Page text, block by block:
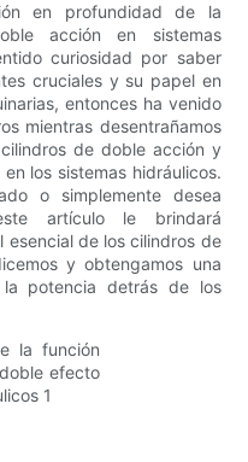
en profundidad de la
acción en sistemas
curiosidad por saber
cruciales y su papel en
entonces ha venido
mientras desentrañamos
de doble acción y
los sistemas hidráulicos.
o simplemente desea
artículo le brindará
esencial de los cilindros de
y obtengamos una
potencia detrás de los